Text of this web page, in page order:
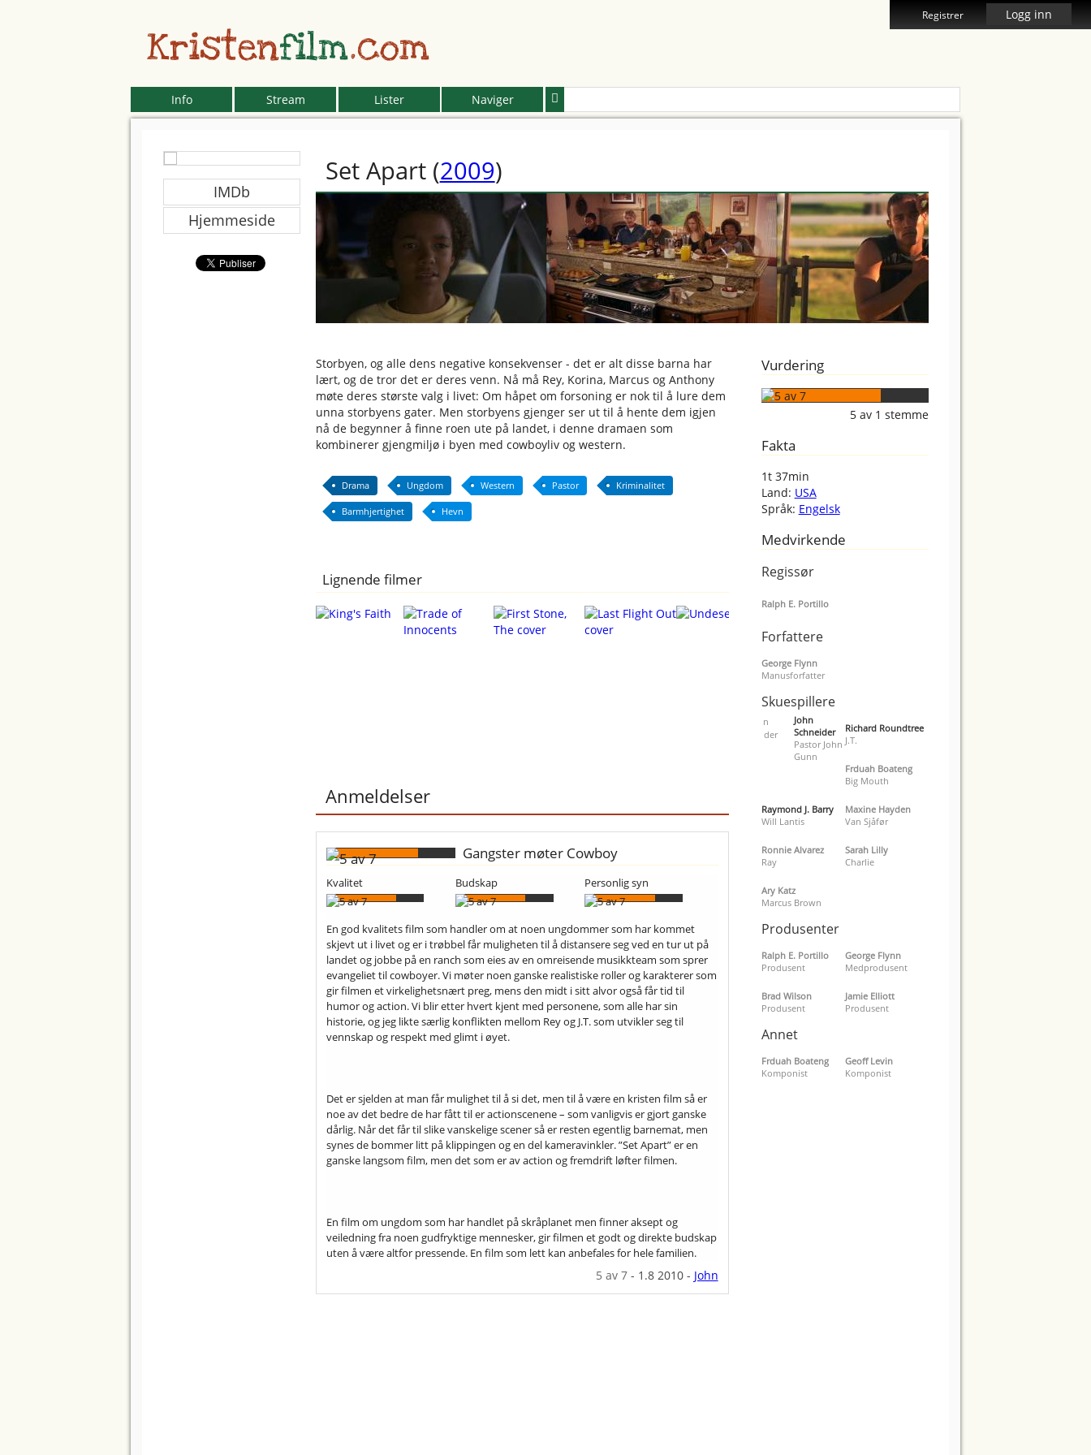
Registrer Logg inn
Kristenfilm.com
Info Stream Lister Naviger
IMDb
Hjemmeside
Set Apart(2009)
Storbyen, og alle dens negative konsekvenser - det er alt disse barna har
lært, og de tror det er deres venn. Nå må Rey, Korina, Marcus og Anthony
møte deres største valg i livet: Om håpet om forsoning er nok til å lure dem
unna storbyens gater. Men storbyens gjenger ser ut til å hente dem igjen
nå de begynner å finne roen ute på landet, i denne dramaen som
kombinerer gjengmiljø i byen med cowboyliv og western.
Drama Ungdom Western Pastor Kriminalitet
Barmhjertighet Hevn
Vurdering
5 av 1 stemme
Fakta
1t 37min
Land: USA
Språk: Engelsk
Medvirkende
Regissør
Ralph E. Portillo
Forfattere
George Flynn
Manusforfatter
Skuespillere
John
Schneider
Pastor John
Gunn
Richard Roundtree
J.T.
Frduah Boateng
Big Mouth
Raymond J. Barry
Will Lantis
Maxine Hayden
Van Sjåfør
Ronnie Alvarez
Ray
Sarah Lilly
Charlie
Ary Katz
Marcus Brown
Produsenter
Ralph E. Portillo
Produsent
George Flynn
Medprodusent
Brad Wilson
Produsent
Jamie Elliott
Produsent
Annet
Frduah Boateng
Komponist
Geoff Levin
Komponist
Lignende filmer
Anmeldelser
Gangster møter Cowboy
Kvalitet Budskap Personlig syn
En god kvalitets film som handler om at noen ungdommer som har kommet
skjevt ut i livet og er i trøbbel får muligheten til å distansere seg ved en tur ut på
landet og jobbe på en ranch som eies av en omreisende musikkteam som sprer
evangeliet til cowboyer. Vi møter noen ganske realistiske roller og karakterer som
gir filmen et virkelighetsnært preg, mens den midt i sitt alvor også får tid til
humor og action. Vi blir etter hvert kjent med personene, som alle har sin
historie, og jeg likte særlig konflikten mellom Rey og J.T. som utvikler seg til
vennskap og respekt med glimt i øyet.
Det er sjelden at man får mulighet til å si det, men til å være en kristen film så er
noe av det bedre de har fått til er actionscenene – som vanligvis er gjort ganske
dårlig. Når det får til slike vanskelige scener så er resten egentlig barnemat, men
synes de bommer litt på klippingen og en del kameravinkler. ”Set Apart” er en
ganske langsom film, men det som er av action og fremdrift løfter filmen.
En film om ungdom som har handlet på skråplanet men finner aksept og
veiledning fra noen gudfryktige mennesker, gir filmen et godt og direkte budskap
uten å være altfor pressende. En film som lett kan anbefales for hele familien.
5 av 7- 1.8 2010- John